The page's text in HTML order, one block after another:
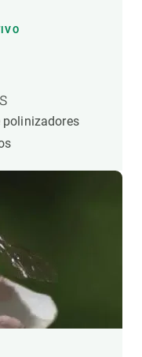
polinizadores